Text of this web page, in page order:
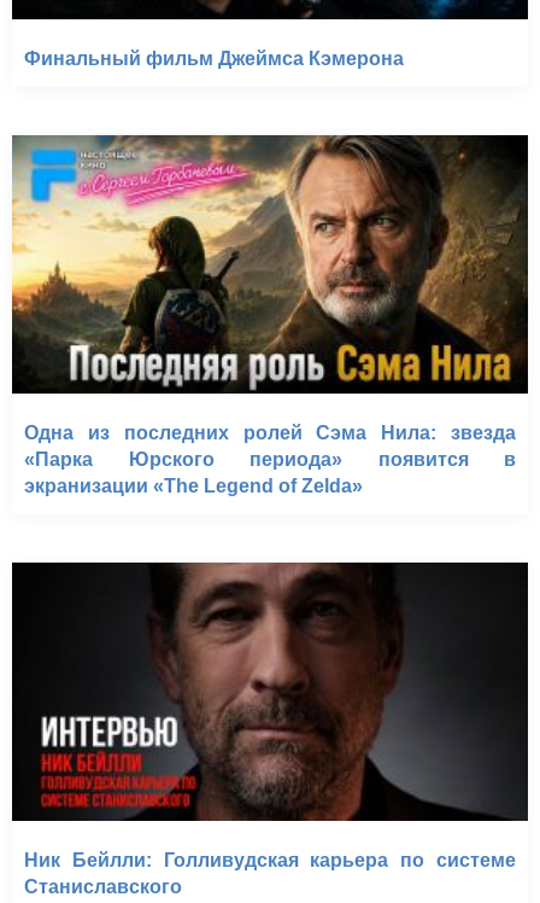
Финальный фильм Джеймса Кэмерона
Одна из последних ролей Сэма Нила: звезда
«Парка Юрского периода» появится в
экранизации «The Legend of Zelda»
Ник Бейлли: Голливудская карьера по системе
Станиславского